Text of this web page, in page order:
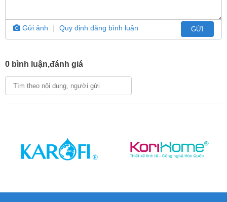
Gửi ảnh | Quy định đăng bình luận GỬI
0 bình luận,đánh giá